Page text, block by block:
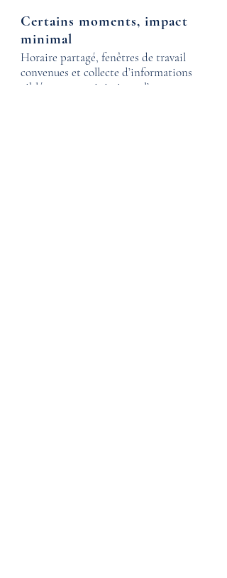
Certains moments, impact
minimal
Horaire partagé, fenêtres de travail
convenues et collecte d’informations
ciblées : nous minimisons l’engagement